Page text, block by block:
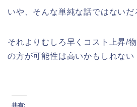
いや、そんな単純な話ではないだ
それよりむしろ早くコスト上昇/
の方が可能性は高いかもしれない
共有: